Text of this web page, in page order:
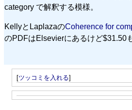
category で解釈する模様。
KellyとLaplazaのCoherence for
のPDFはElsevierにあるけど
[ツッコミを入れる]